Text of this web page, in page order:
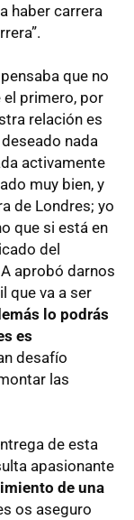
haber carrera
que no
el primero, por
relación es
nada
activamente
muy bien, y
de Londres; yo
que si está en
del
aprobó darnos
que va a ser
lo podrás
es
desafío
las
de esta
apasionante
de una
os aseguro